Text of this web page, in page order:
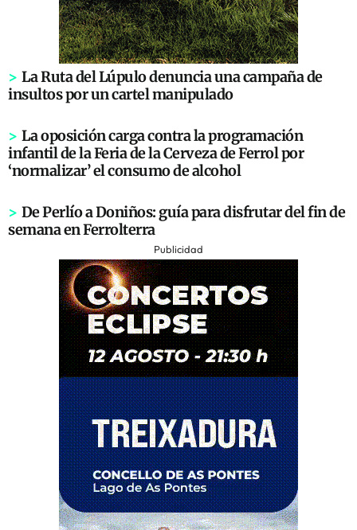
> La Ruta del Lúpulo denuncia una campaña de
insultos por un cartel manipulado
> La oposición carga contra la programación
infantil de la Feria de la Cerveza de Ferrol por
‘normalizar’ el consumo de alcohol
> De Perlío a Doniños: guía para disfrutar del fin de
semana en Ferrolterra
Publicidad